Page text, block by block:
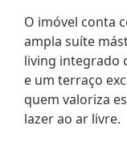
O imóvel conta
ampla suíte
living integrado
e um terraço
quem valoriza
lazer ao ar livre.